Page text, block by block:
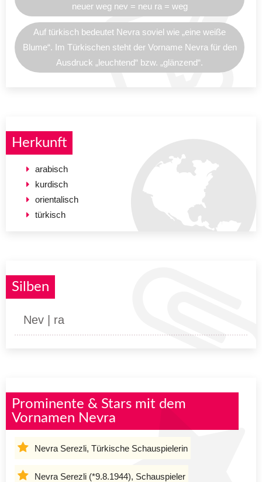
neuer weg nev = neu ra = weg
Auf türkisch bedeutet Nevra soviel wie „eine weiße
Blume“. Im Türkischen steht der Vorname Nevra für den
Ausdruck „leuchtend“ bzw. „glänzend“.
Herkunft
arabisch
kurdisch
orientalisch
türkisch
Silben
Nev | ra
Prominente & Stars mit dem
Vornamen Nevra
Nevra Serezli, Türkische Schauspielerin
Nevra Serezli (*9.8.1944), Schauspieler